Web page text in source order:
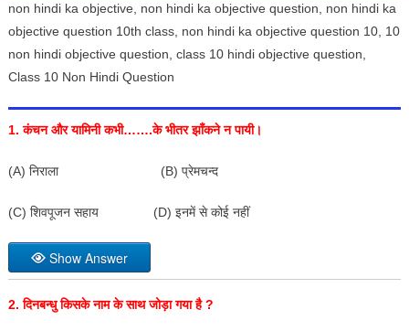
non hindi ka objective, non hindi ka objective question, non hindi ka
objective question 10th class, non hindi ka objective question 10, 10
non hindi objective question, class 10 hindi objective question,
Class 10 Non Hindi Question
1.कंचन और यामिनी कभी…….के भीतर झाँकने न पायी।
(A) निराला (B) प्रेमचन्द
(C) शिवपूजन सहाय (D) इनमें से कोई नहीं
Show Answer
2.दिनबन्धु किसके नाम के साथ जोड़ा गया है?